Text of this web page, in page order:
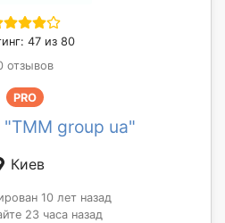
47 из 80
отзывов
PRO
group ua"
Киев
10 лет назад
23 часа назад